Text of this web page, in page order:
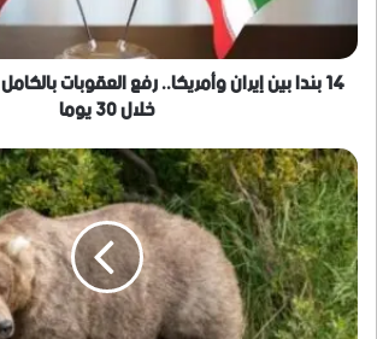
بالكامل
وفتح
مضيق
هرمز
30
يوما
14 بندا بين إيران وأمريكا.. رفع العقوبات
خلال 30 يوما
دب
يغلق
100
مدرسة